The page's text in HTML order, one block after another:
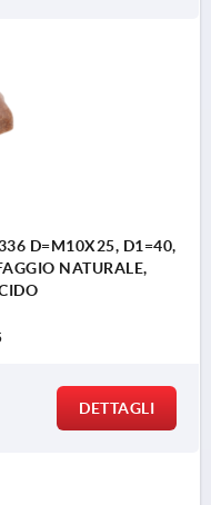
D=M10X25, D1=40,
NATURALE,
DETTAGLI